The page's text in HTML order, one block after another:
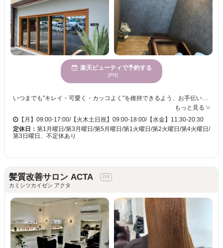
楽天ビューティで予約する
[PR]
もっと見る
【月】09:00-17:00/【火木土日祝】09:00-18:00/【水金】11:30-20:30
定休日： 第1月曜日/第3月曜日/第5月曜日/第1火曜日/第2火曜日/第4火曜日/
第3日曜日、不定休あり
髪質改善サロン ACTA
カミシツカイゼン アクタ